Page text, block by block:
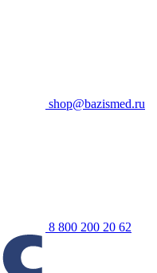
shop@bazismed.ru
8 800 200 20 62